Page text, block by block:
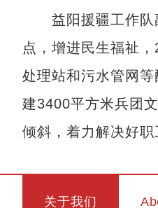
益阳援疆工作
点，增进民生福祉，
处理站和污水管网
建3400平方米兵团
倾斜，着力解决好
关于我们